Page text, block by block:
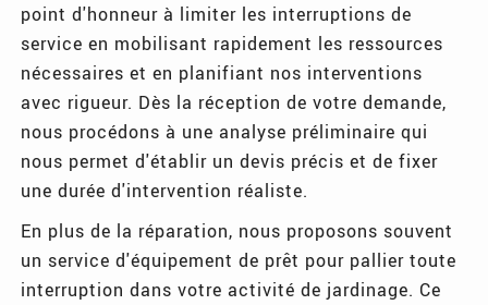
point d'honneur à limiter les interruptions de
service en mobilisant rapidement les ressources
nécessaires et en planifiant nos interventions
avec rigueur. Dès la réception de votre demande,
nous procédons à une analyse préliminaire qui
nous permet d'établir un devis précis et de fixer
une durée d'intervention réaliste.
En plus de la réparation, nous proposons souvent
un service d'équipement de prêt pour pallier toute
interruption dans votre activité de jardinage. Ce